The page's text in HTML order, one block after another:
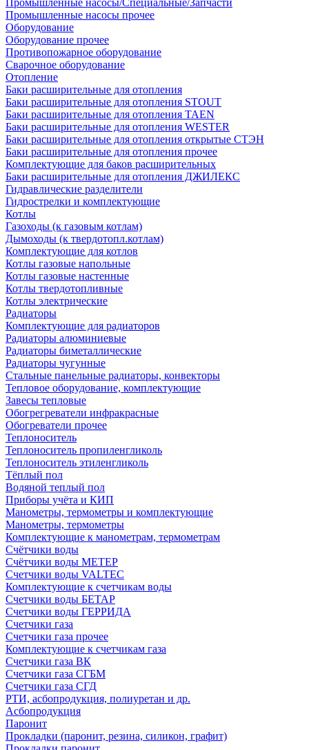
Промышленные насосы/Специальные/Запчасти
Промышленные насосы прочее
Оборудование
Оборудование прочее
Противопожарное оборудование
Сварочное оборудование
Отопление
Баки расширительные для отопления
Баки расширительные для отопления STOUT
Баки расширительные для отопления TAEN
Баки расширительные для отопления WESTER
Баки расширительные для отопления открытые СТЭН
Баки расширительные для отопления прочее
Комплектующие для баков расширительных
Баки расширительные для отопления ДЖИЛЕКС
Гидравлические разделители
Гидрострелки и комплектующие
Котлы
Газоходы (к газовым котлам)
Дымоходы (к твердотопл.котлам)
Комплектующие для котлов
Котлы газовые напольные
Котлы газовые настенные
Котлы твердотопливные
Котлы электрические
Радиаторы
Комплектующие для радиаторов
Радиаторы алюминиевые
Радиаторы биметаллические
Радиаторы чугунные
Стальные панельные радиаторы, конвекторы
Тепловое оборудование, комплектующие
Завесы тепловые
Обогрегреватели инфракрасные
Обогреватели прочее
Теплоноситель
Теплоноситель пропиленгликоль
Теплоноситель этиленгликоль
Тёплый пол
Водяной теплый пол
Приборы учёта и КИП
Манометры, термометры и комплектующие
Манометры, термометры
Комплектующие к манометрам, термометрам
Счётчики воды
Счётчики воды МЕТЕР
Счетчики воды VALTEC
Комплектующие к счетчикам воды
Счетчики воды БЕТАР
Счетчики воды ГЕРРИДА
Счетчики газа
Счетчики газа прочее
Комплектующие к счетчикам газа
Счетчики газа ВК
Счетчики газа СГБМ
Счетчики газа СГД
РТИ, асбопродукция, полиуретан и др.
Асбопродукция
Паронит
Прокладки (паронит, резина, силикон, графит)